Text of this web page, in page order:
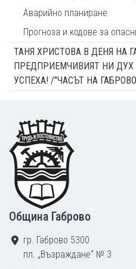
Аварийно планиране
Прогноза и кодове за
ТАНЯ ХРИСТОВА В ДЕНЯ НА
ПРЕДПРИЕМЧИВИЯТ НИ
УСПЕХА! /"ЧАСЪТ НА
Footer
Община Габрово
гр. Габрово 5300
пл. „Възраждане“ № 3